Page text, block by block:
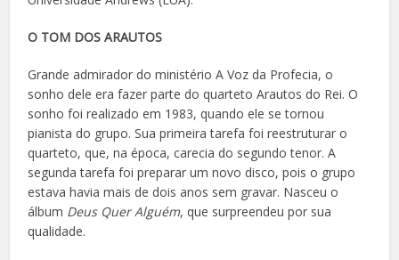
O TOM DOS ARAUTOS
Grande admirador do ministério A Voz da Profecia, o
sonho dele era fazer parte do quarteto Arautos do Rei. O
sonho foi realizado em 1983, quando ele se tornou
pianista do grupo. Sua primeira tarefa foi reestruturar o
quarteto, que, na época, carecia do segundo tenor. A
segunda tarefa foi preparar um novo disco, pois o grupo
estava havia mais de dois anos sem gravar. Nasceu o
álbum Deus Quer Alguém, que surpreendeu por sua
qualidade.